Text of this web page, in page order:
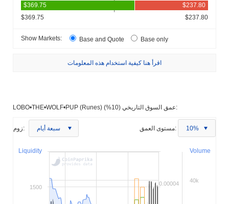
$369.75 $237.80
Show Markets: Base and Quote Base only
اقرأ هنا كيفية استخدام هذه المعلومات
LOBO•THE•WOLF•PUP (Runes) عمق السوق التاريخي (10%):
زوم: سبعة أيام مستوى العمق: 10%
Volume
Liquidity
0.00004 40k
1500